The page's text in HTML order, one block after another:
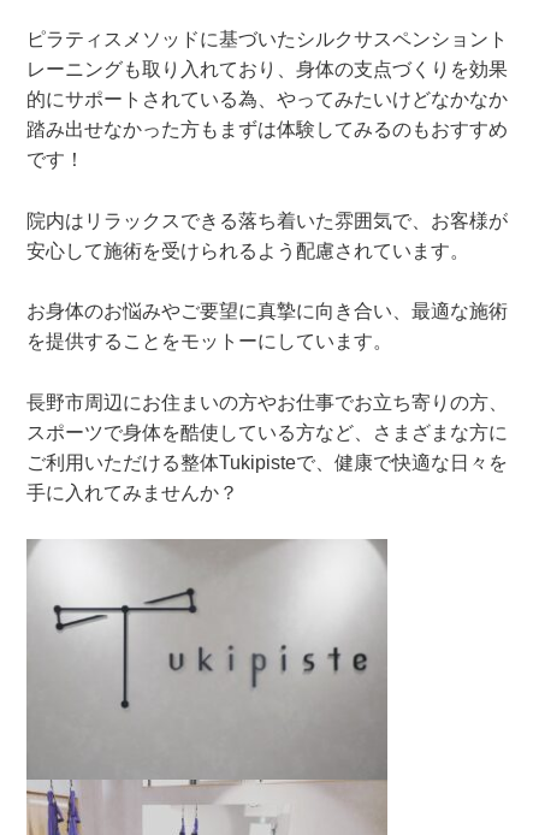
ピラティスメソッドに基づいたシルクサスペンショント
レーニングも取り入れており、身体の支点づくりを効果
的にサポートされている為、やってみたいけどなかなか
踏み出せなかった方もまずは体験してみるのもおすすめ
です！
院内はリラックスできる落ち着いた雰囲気で、お客様が
安心して施術を受けられるよう配慮されています。
お身体のお悩みやご要望に真摯に向き合い、最適な施術
を提供することをモットーにしています。
長野市周辺にお住まいの方やお仕事でお立ち寄りの方、
スポーツで身体を酷使している方など、さまざまな方に
ご利用いただける整体Tukipisteで、健康で快適な日々を
手に入れてみませんか？